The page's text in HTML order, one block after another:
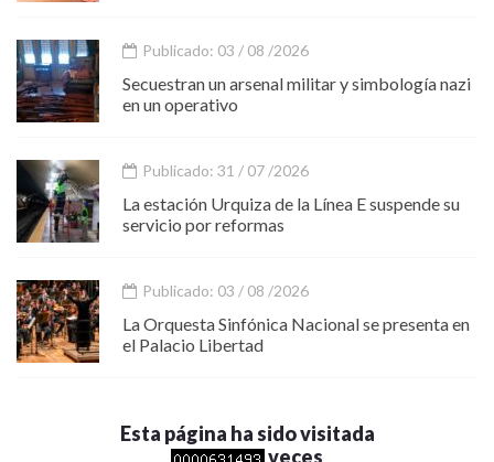
Publicado: 03 / 08 /2026
Secuestran un arsenal militar y simbología nazi
en un operativo
Publicado: 31 / 07 /2026
La estación Urquiza de la Línea E suspende su
servicio por reformas
Publicado: 03 / 08 /2026
La Orquesta Sinfónica Nacional se presenta en
el Palacio Libertad
Esta página ha sido visitada
veces